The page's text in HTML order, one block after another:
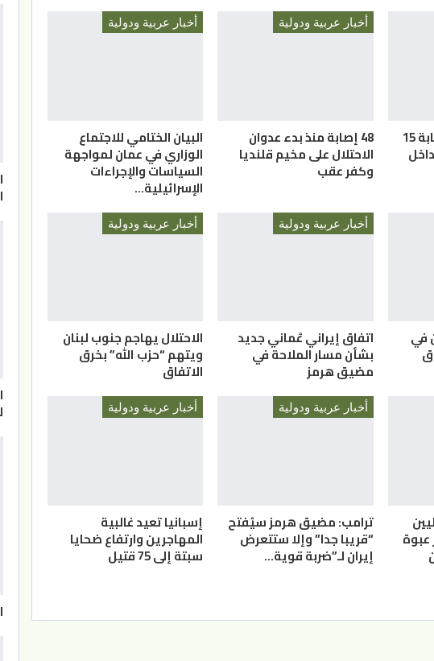
مقتل 7 أشخاص وإصابة 15
أخبار عربية ودولية
48 إصابة منذ بدء عدوان
الاحتلال على مخيم قلنديا
وكفر عقب
أخبار عربية ودولية
البيان الختامي للاجتماع
الوزاري في عمان لمواجهة
السياسات والإجراءات
الإسرائيلية…
في
أخبار عربية ودولية
اتفاق إيراني عُماني جديد
بشأن مسار الملاحة في
مضيق هرمز
أخبار عربية ودولية
الاحتلال يهاجم جنوب لبنان
ويتهم “حزب الله” بخرق
الاتفاق
عبوة
أخبار عربية ودولية
ترامب: مضيق هرمز سيُفتح
“قريبا جدا” وإلا ستتعرض
إيران لـ”ضربة قوية…
أخبار عربية ودولية
إسبانيا تعيد غالبية
المهاجرين وارتفاع ضحايا
سبتة إلى 75 قتيل